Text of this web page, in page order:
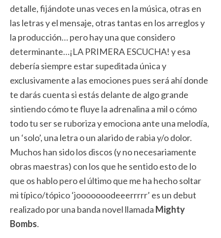
detalle, fijándote unas veces en la música, otras en
las letras y el mensaje, otras tantas en los arreglos y
la producción… pero hay una que considero
determinante…¡LA PRIMERA ESCUCHA! y esa
debería siempre estar supeditada única y
exclusivamente a las emociones pues será ahí donde
te darás cuenta si estás delante de algo grande
sintiendo cómo te fluye la adrenalina a mil o cómo
todo tu ser se ruboriza y emociona ante una melodía,
un ‘solo’, una letra o un alarido de rabia y/o dolor.
Muchos han sido los discos (y no necesariamente
obras maestras) con los que he sentido esto de lo
que os hablo pero el último que me ha hecho soltar
mi típico/tópico ‘jooooooodeeerrrrr’ es un debut
realizado por una banda novel llamada Mighty
Bombs.